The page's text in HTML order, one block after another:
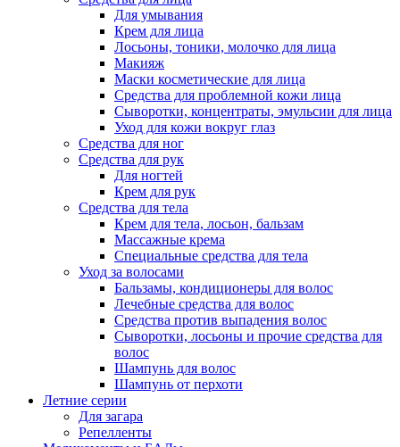
Для умывания
Крем для лица
Лосьоны, тоники, молочко для лица
Макияж
Маски косметические для лица
Средства для проблемной кожи лица
Сыворотки, концентраты, эмульсии для лица
Уход для кожи вокруг глаз
Средства для ног
Средства для рук
Для ногтей
Крем для рук
Средства для тела
Крем для тела, лосьон, бальзам
Массажные крема
Специальные средства для тела
Уход за волосами
Бальзамы, кондиционеры для волос
Лечебные средства для волос
Средства против выпадения волос
Сыворотки, лосьоны и прочие средства для
волос
Шампунь для волос
Шампунь от перхоти
Летние серии
Для загара
Репелленты